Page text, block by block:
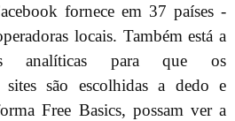
fornece em 37 países -
locais. Também está a
analíticas para que os
sites são escolhidas a dedo e
Free Basics, possam ver a